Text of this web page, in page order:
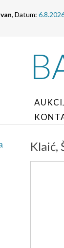
, Datum:
Klaić,